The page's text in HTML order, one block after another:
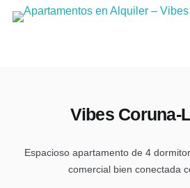
Skip
Vibes Coruna-
Espacioso apartamento de 4
comercial bien conectada